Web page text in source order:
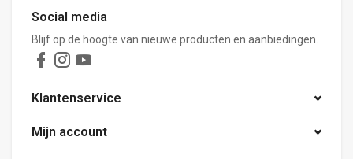
Social media
Blijf op de hoogte van nieuwe producten en aanbiedingen.
Klantenservice
Mijn account